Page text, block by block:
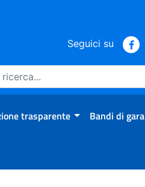
Seguici su
trasparente Bandi di gara